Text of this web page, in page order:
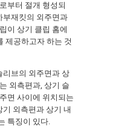
부터 절개 형성되
부재킷의 외주면과
이 상기 클립 홈에
제공하고자 하는 것
리브의 외주면과 상
외측편과, 상기 슬
면 사이에 위치되는
외측편과 상기 내
특징이 있다.